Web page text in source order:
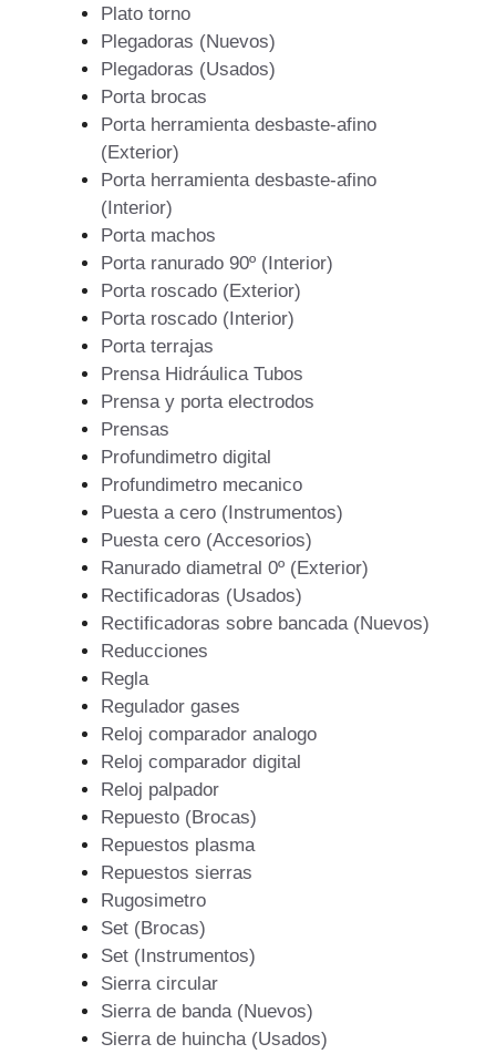
Plato torno
Plegadoras (Nuevos)
Plegadoras (Usados)
Porta brocas
Porta herramienta desbaste-afino
(Exterior)
Porta herramienta desbaste-afino
(Interior)
Porta machos
Porta ranurado 90º (Interior)
Porta roscado (Exterior)
Porta roscado (Interior)
Porta terrajas
Prensa Hidráulica Tubos
Prensa y porta electrodos
Prensas
Profundimetro digital
Profundimetro mecanico
Puesta a cero (Instrumentos)
Puesta cero (Accesorios)
Ranurado diametral 0º (Exterior)
Rectificadoras (Usados)
Rectificadoras sobre bancada (Nuevos)
Reducciones
Regla
Regulador gases
Reloj comparador analogo
Reloj comparador digital
Reloj palpador
Repuesto (Brocas)
Repuestos plasma
Repuestos sierras
Rugosimetro
Set (Brocas)
Set (Instrumentos)
Sierra circular
Sierra de banda (Nuevos)
Sierra de huincha (Usados)